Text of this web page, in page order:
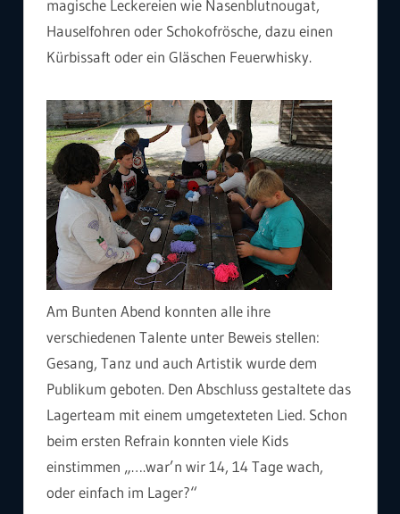
magische Leckereien wie Nasenblutnougat,
Hauselfohren oder Schokofrösche, dazu einen
Kürbissaft oder ein Gläschen Feuerwhisky.
Am Bunten Abend konnten alle ihre
verschiedenen Talente unter Beweis stellen:
Gesang, Tanz und auch Artistik wurde dem
Publikum geboten. Den Abschluss gestaltete das
Lagerteam mit einem umgetexteten Lied. Schon
beim ersten Refrain konnten viele Kids
einstimmen „….war’n wir 14, 14 Tage wach,
oder einfach im Lager?“